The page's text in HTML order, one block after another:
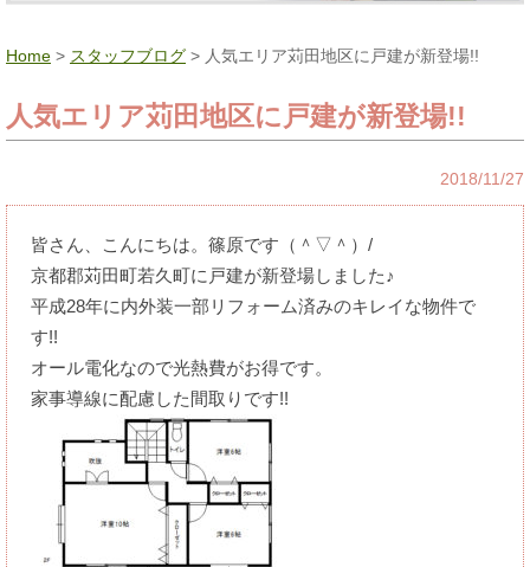
Home > スタッフブログ > 人気エリア苅田地区に戸建が新登場!!
人気エリア苅田地区に戸建が新登場!!
2018/11/27
皆さん、こんにちは。篠原です（＾▽＾）/
京都郡苅田町若久町に戸建が新登場しました♪
平成28年に内外装一部リフォーム済みのキレイな物件で
す!!
オール電化なので光熱費がお得です。
家事導線に配慮した間取りです!!